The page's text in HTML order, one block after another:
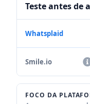
Teste antes de
FOCO DA